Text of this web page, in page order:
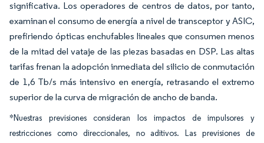
significativa. Los operadores de centros de datos, por tanto,
examinan el consumo de energía a nivel de transceptor y ASIC,
prefiriendo ópticas enchufables lineales que consumen menos
de la mitad del vataje de las piezas basadas en DSP. Las altas
tarifas frenan la adopción inmediata del silicio de conmutación
de 1,6 Tb/s más intensivo en energía, retrasando el extremo
superior de la curva de migración de ancho de banda.
*Nuestras previsiones consideran los impactos de impulsores y
restricciones como direccionales, no aditivos. Las previsiones de